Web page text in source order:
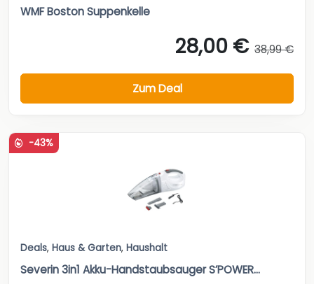
WMF Boston Suppenkelle
28,00 € 38,99 €
Zum Deal
-43%
Deals, Haus & Garten, Haushalt
Severin 3in1 Akku-Handstaubsauger S’POWER...